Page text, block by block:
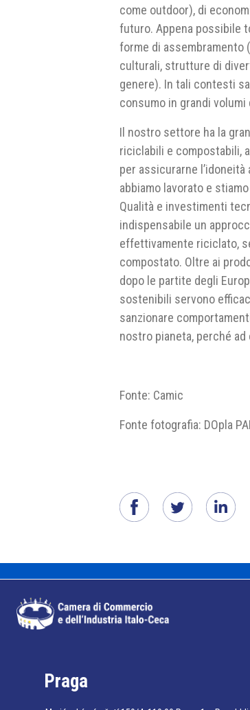
come outdoor), di
futuro. Appena possibile
forme di assembramento
culturali, strutture di
genere). In tali contesti
consumo in grandi volumi
Il nostro settore ha la
riciclabili e compostabili,
per assicurarne
abbiamo lavorato e
Qualità e investimenti
indispensabile un
effettivamente riciclato,
compostato. Oltre ai
dopo le partite degli
sostenibili servono
sanzionare
nostro pianeta, perché ad
Fonte: Camic
Fonte fotografia: DOpla
Praga